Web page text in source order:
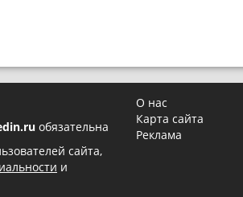
обязательна
сайта,
и
О нас
Карта сайта
Реклама